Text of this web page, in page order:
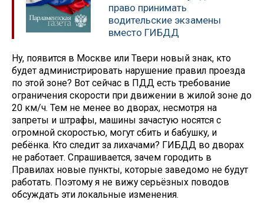
право принимать
водительские экзамены
вместо ГИБДД
Ну, появится в Москве или Твери новый знак, кто
будет администрировать нарушение правил проезда
по этой зоне? Вот сейчас в ПДД есть требование
ограничения скорости при движении в жилой зоне до
20 км/ч. Тем не менее во дворах, несмотря на
запреты и штрафы, машины зачастую носятся с
огромной скоростью, могут сбить и бабушку, и
ребёнка. Кто следит за лихачами? ГИБДД во дворах
не работает. Спрашивается, зачем городить в
Правилах новые пункты, которые заведомо не будут
работать. Поэтому я не вижу серьёзных поводов
обсуждать эти локальные изменения.